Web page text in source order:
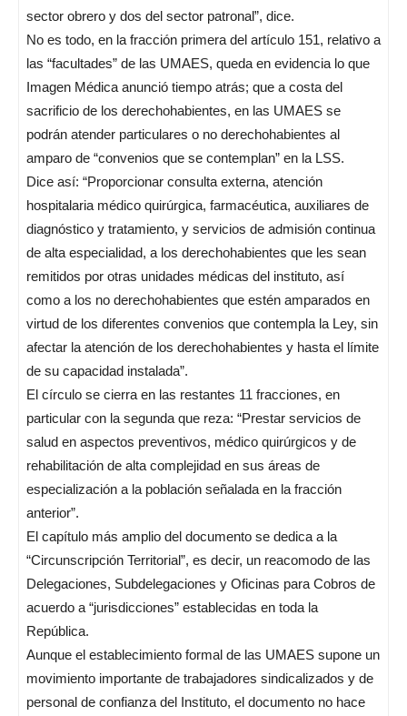
sector obrero y dos del sector patronal”, dice.
No es todo, en la fracción primera del artículo 151, relativo a
las “facultades” de las UMAES, queda en evidencia lo que
Imagen Médica anunció tiempo atrás; que a costa del
sacrificio de los derechohabientes, en las UMAES se
podrán atender particulares o no derechohabientes al
amparo de “convenios que se contemplan” en la LSS.
Dice así: “Proporcionar consulta externa, atención
hospitalaria médico quirúrgica, farmacéutica, auxiliares de
diagnóstico y tratamiento, y servicios de admisión continua
de alta especialidad, a los derechohabientes que les sean
remitidos por otras unidades médicas del instituto, así
como a los no derechohabientes que estén amparados en
virtud de los diferentes convenios que contempla la Ley, sin
afectar la atención de los derechohabientes y hasta el límite
de su capacidad instalada”.
El círculo se cierra en las restantes 11 fracciones, en
particular con la segunda que reza: “Prestar servicios de
salud en aspectos preventivos, médico quirúrgicos y de
rehabilitación de alta complejidad en sus áreas de
especialización a la población señalada en la fracción
anterior”.
El capítulo más amplio del documento se dedica a la
“Circunscripción Territorial”, es decir, un reacomodo de las
Delegaciones, Subdelegaciones y Oficinas para Cobros de
acuerdo a “jurisdicciones” establecidas en toda la
República.
Aunque el establecimiento formal de las UMAES supone un
movimiento importante de trabajadores sindicalizados y de
personal de confianza del Instituto, el documento no hace